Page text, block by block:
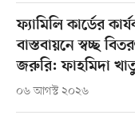
ফ্যামিলি কার্ডের
বাস্তবায়নে স্বচ্ছ
জরুরি: ফাহমিদা
০৬ আগস্ট ২০২৬